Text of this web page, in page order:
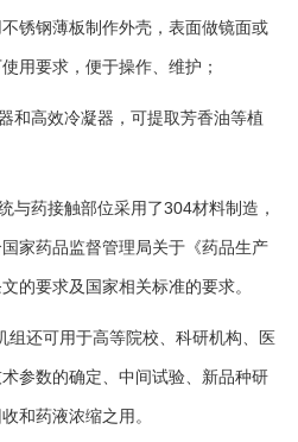
锈钢薄板制作外壳，表面做镜面或
用要求，便于操作、维护；
和高效冷凝器，可提取芳香油等植
与药接触部位采用了304材料制造，
家药品监督管理局关于《药品生产
的要求及国家相关标准的要求。
组还可用于高等院校、科研机构、医
参数的确定、中间试验、新品种研
和药液浓缩之用。